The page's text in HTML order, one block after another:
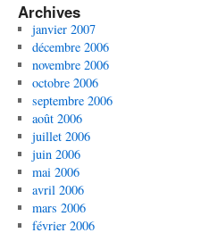
Archives
janvier 2007
décembre 2006
novembre 2006
octobre 2006
septembre 2006
août 2006
juillet 2006
juin 2006
mai 2006
avril 2006
mars 2006
février 2006